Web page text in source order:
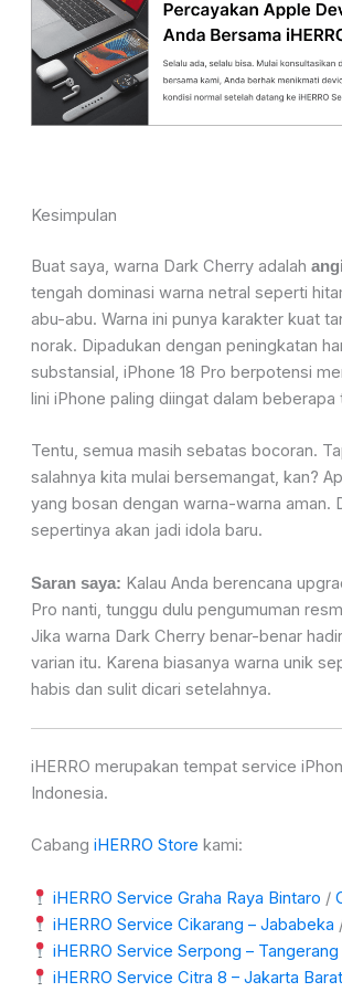
Kesimpulan
Buat saya, warna Dark Cherry adalah
tengah dominasi warna netral seperti
abu-abu. Warna ini punya karakter kuat
norak. Dipadukan dengan peningkatan
substansial, iPhone 18 Pro berpotensi
lini iPhone paling diingat dalam beberapa
Tentu, semua masih sebatas bocoran.
salahnya kita mulai bersemangat, kan?
yang bosan dengan warna-warna aman.
sepertinya akan jadi idola baru.
Saran saya: Kalau Anda berencana
Pro nanti, tunggu dulu pengumuman
Jika warna Dark Cherry benar-benar
varian itu. Karena biasanya warna unik
habis dan sulit dicari setelahnya.
iHERRO merupakan tempat service
Indonesia.
Cabang iHERRO Store kami:
iHERRO Service Graha Raya Bintaro /
iHERRO Service Cikarang – Jababeka
iHERRO Service Serpong – Tangerang
iHERRO Service Citra 8 – Jakarta Barat